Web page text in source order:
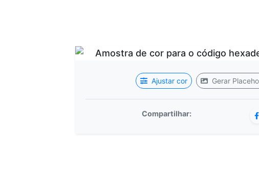
Ajustar cor Gerar
Compartilhar: